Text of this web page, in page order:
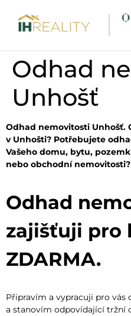
Odhad
Unhošť
Odhad nemovitosti Unhošť.
v Unhošti? Potřebujete
Vašeho domu, bytu,
nebo obchodní nemovitosti?
Odhad
zajišťuji pro
ZDARMA.
Připravím a vypracuji pro vás
a stanovím odpovídající tržní